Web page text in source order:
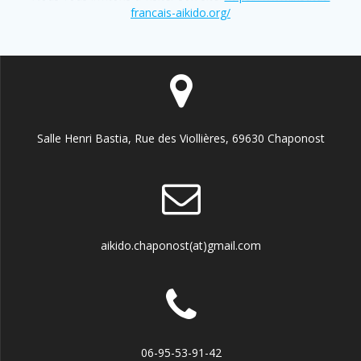
francais-aikido.org/
Salle Henri Bastia, Rue des Viollières, 69630 Chaponost
aikido.chaponost(at)gmail.com
06-95-53-91-42